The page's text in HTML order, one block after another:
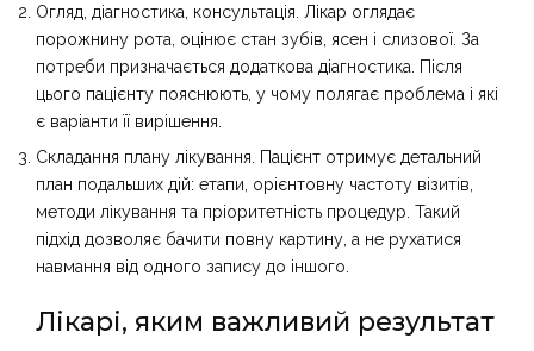
Огляд, діагностика, консультація. Лікар оглядає
порожнину рота, оцінює стан зубів, ясен і слизової. За
потреби призначається додаткова діагностика. Після
цього пацієнту пояснюють, у чому полягає проблема і які
є варіанти її вирішення.
Складання плану лікування. Пацієнт отримує детальний
план подальших дій: етапи, орієнтовну частоту візитів,
методи лікування та пріоритетність процедур. Такий
підхід дозволяє бачити повну картину, а не рухатися
навмання від одного запису до іншого.
Лікарі, яким важливий результат